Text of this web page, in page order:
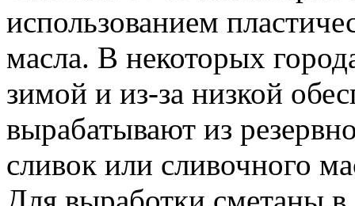
использованием
масла. В некоторых
зимой и из-за низкой
вырабатывают из
сливок или сливочного